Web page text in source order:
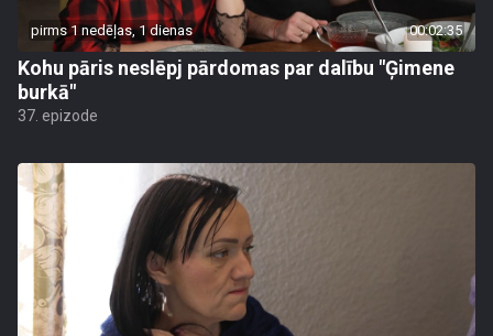
pirms 1 nedēļas, 1 dienas 00:02:35
Kohu pāris neslēpj pārdomas par dalību "Ģimene
burkā"
37. epizode